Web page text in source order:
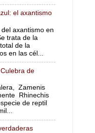
el axantismo
axantismo en
trata de la
de la
en las cél...
de
Zamenis
Rhinechis
de reptil